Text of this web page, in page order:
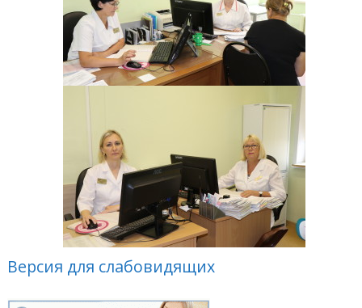
Версия для слабовидящих